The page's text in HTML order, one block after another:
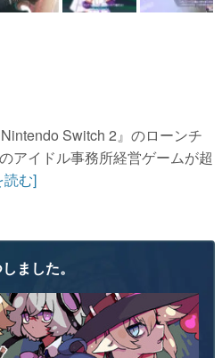
Switch 2』のローンチ
アイドル事務所経営ゲームが超
読む]
ました。